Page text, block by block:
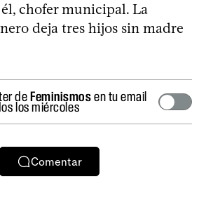
chofer municipal. La
deja tres hijos sin madre
deFeminismosen tu email
los miércoles
Comentar